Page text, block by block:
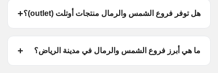
هل توفر فروع الشمس والرمال منتجات أوتلت (outlet)؟
ما هي أبرز فروع الشمس والرمال في مدينة الرياض؟